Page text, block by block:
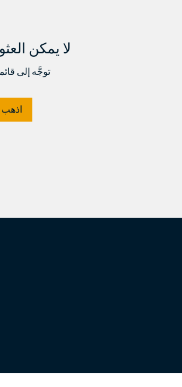
لا يمكن
توجَّه إلى
اذهب